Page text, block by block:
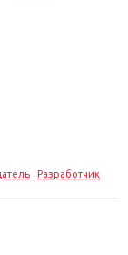
Разработчик